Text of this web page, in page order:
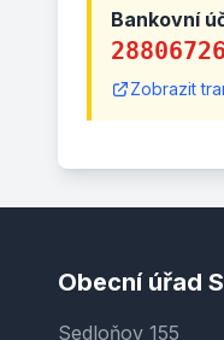
Bankovní
Zobrazit
Obecní úřad
Sedloňov 155